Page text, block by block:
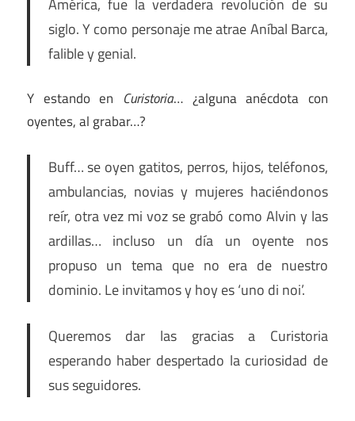
América, fue la verdadera revolución de su
siglo. Y como personaje me atrae Aníbal Barca,
falible y genial.
Y estando en Curistoria… ¿alguna anécdota con
oyentes, al grabar…?
Buff… se oyen gatitos, perros, hijos, teléfonos,
ambulancias, novias y mujeres haciéndonos
reír, otra vez mi voz se grabó como Alvin y las
ardillas… incluso un día un oyente nos
propuso un tema que no era de nuestro
dominio. Le invitamos y hoy es ‘uno di noi’.
Queremos dar las gracias a Curistoria
esperando haber despertado la curiosidad de
sus seguidores.